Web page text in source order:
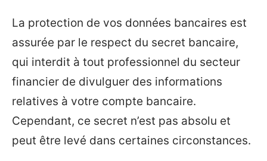
La protection de vos données bancaires est
assurée par le respect du secret bancaire,
qui interdit à tout professionnel du secteur
financier de divulguer des informations
relatives à votre compte bancaire.
Cependant, ce secret n’est pas absolu et
peut être levé dans certaines circonstances.